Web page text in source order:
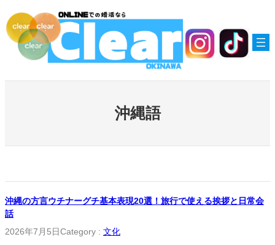
容
を
沖縄語
沖縄の方言ウチナーグチ基本表現20選！旅行で使える挨拶と日常会
話
2026年7月5日Category : 文化